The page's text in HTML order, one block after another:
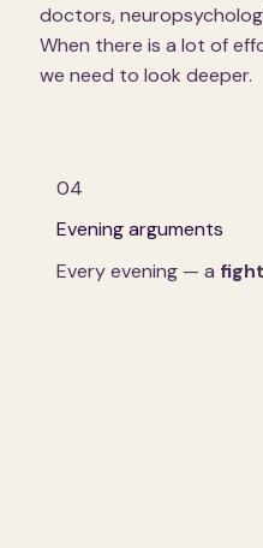
doctors,
When there is a lot of
we need to look deeper.
04
Evening arguments
Every evening — a fight